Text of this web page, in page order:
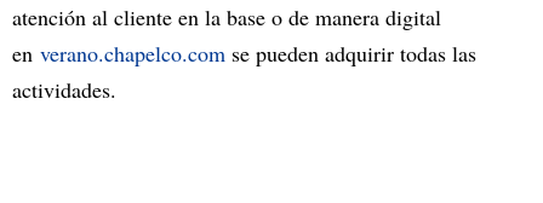
atención al cliente en la base o de manera digital
en verano.chapelco.com se pueden adquirir todas las
actividades.